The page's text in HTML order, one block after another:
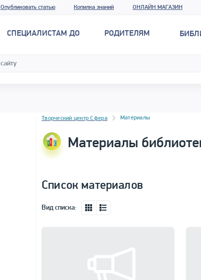
Опубликовать статью Копилка знаний ОНЛАЙН МАГАЗИН
СПЕЦИАЛИСТАМ ДО РОДИТЕЛЯМ
Блок новостей
Творческий центр Сфера Материалы
Материалы
Список материалов
Вид списка: